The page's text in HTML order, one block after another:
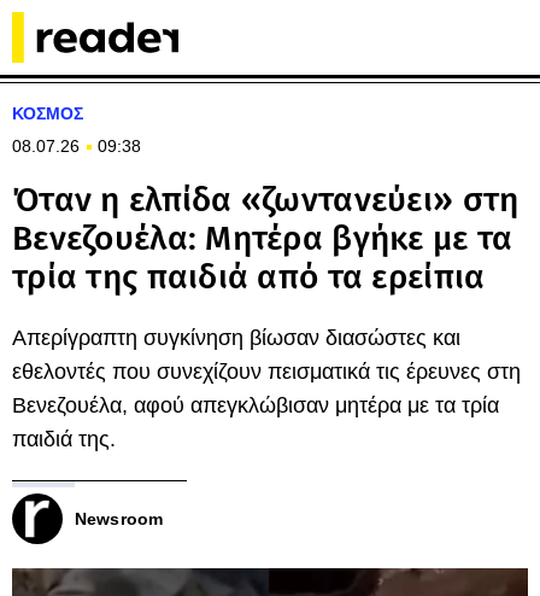
ΚΟΣΜΟΣ
08.07.26
09:38
Όταν η ελπίδα «ζωντανεύει» στη
Βενεζουέλα: Μητέρα βγήκε με τα
τρία της παιδιά από τα ερείπια
Απερίγραπτη συγκίνηση βίωσαν διασώστες και
εθελοντές που συνεχίζουν πεισματικά τις έρευνες στη
Βενεζουέλα, αφού απεγκλώβισαν μητέρα με τα τρία
παιδιά της.
Newsroom